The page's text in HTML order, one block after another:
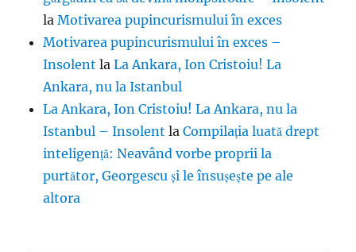
laMotivarea pupincurismului în exces
Motivarea pupincurismului în exces –
Insolent laLa Ankara, Ion Cristoiu! La
Ankara, nu la Istanbul
La Ankara, Ion Cristoiu! La Ankara, nu la
Istanbul – Insolent laCompilația luată drept
inteligență: Neavând vorbe proprii la
purtător, Georgescu și le însușește pe ale
altora